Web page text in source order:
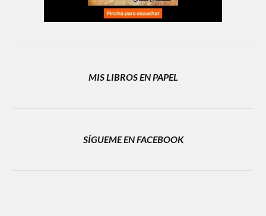
MIS LIBROS EN PAPEL
SÍGUEME EN FACEBOOK